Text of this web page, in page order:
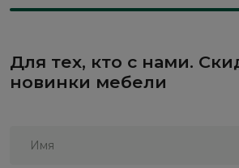
Для тех, кто с нами.
новинки мебели